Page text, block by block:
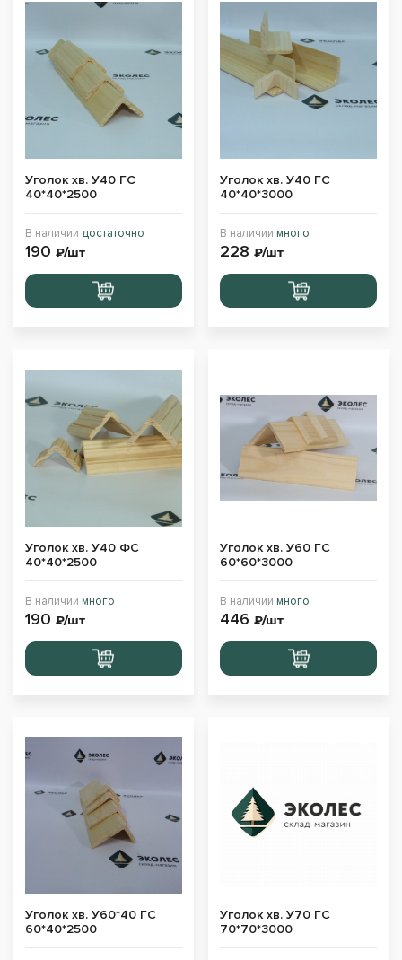
Уголок хв. У40 ГС
40*40*2500
В наличии достаточно
190 ₽/шт
Перейти
в корзину
Уголок хв. У40 ГС
40*40*3000
В наличии много
228 ₽/шт
Перейти
в корзину
Уголок хв. У40 ФС
40*40*2500
В наличии много
190 ₽/шт
Перейти
в корзину
Уголок хв. У60 ГС
60*60*3000
В наличии много
446 ₽/шт
Перейти
в корзину
Уголок хв. У60*40 ГС
60*40*2500
Уголок хв. У70 ГС
70*70*3000